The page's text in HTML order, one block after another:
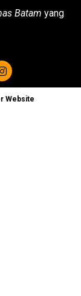
Batam yang
Website